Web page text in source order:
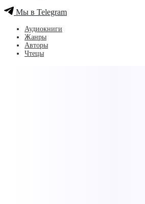
Мы в Telegram
Аудиокниги
Жанры
Авторы
Чтецы